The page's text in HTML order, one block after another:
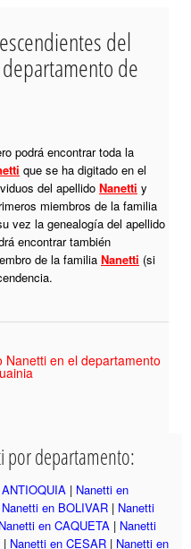
del
de
podrá encontrar toda la
que se ha digitado en el
del apellido Nanetti y
miembros de la familia
vez la genealogía del apellido
encontrar también
de la familia Nanetti (si
en el departamento
por departamento:
| Nanetti en
Nanetti en BOLIVAR | Nanetti
Nanetti en CAQUETA | Nanetti
| Nanetti en CESAR | Nanetti en